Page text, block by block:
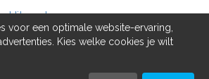
Uitvaart
Rolstoelbus
voor een optimale website-ervaring,
Kies welke cookies je wilt